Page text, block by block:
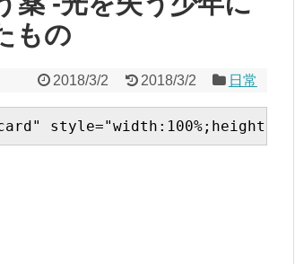
もの
2018/3/2 2018/3/2 日常